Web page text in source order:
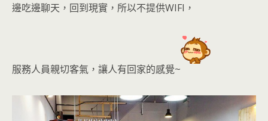
邊吃邊聊天，回到現實，所以不提供WIFI，
服務人員親切客氣，讓人有回家的感覺~